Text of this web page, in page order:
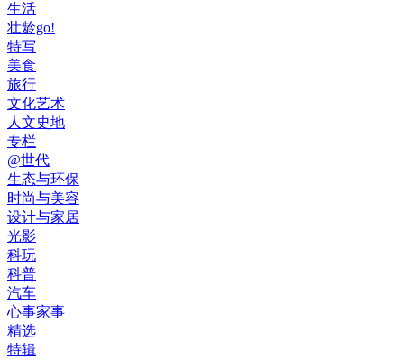
生活
壮龄go!
特写
美食
旅行
文化艺术
人文史地
专栏
@世代
生态与环保
时尚与美容
设计与家居
光影
科玩
科普
汽车
心事家事
精选
特辑